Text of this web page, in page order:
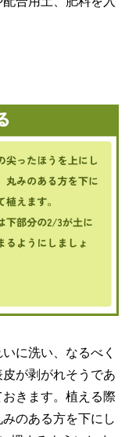
に洗い、なるべく
が剥がれそうであ
きます。植える際
のある方を下にし